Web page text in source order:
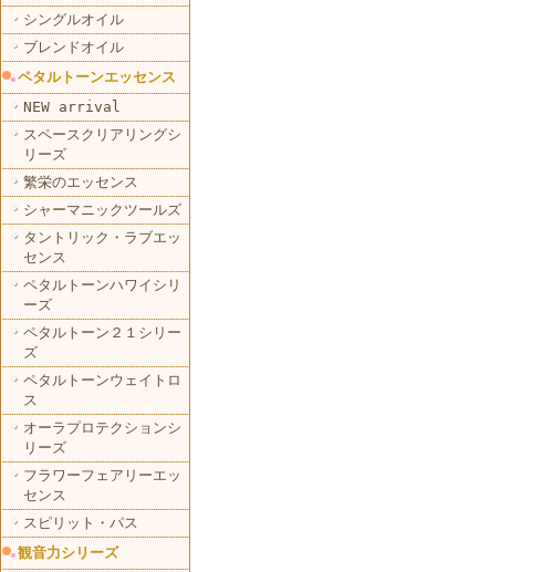
シングルオイル
ブレンドオイル
ペタルトーンエッセンス
NEW arrival
スペースクリアリングシ
リーズ
繁栄のエッセンス
シャーマニックツールズ
タントリック・ラブエッ
センス
ペタルトーンハワイシリ
ーズ
ペタルトーン２１シリー
ズ
ペタルトーンウェイトロ
ス
オーラプロテクションシ
リーズ
フラワーフェアリーエッ
センス
スピリット・パス
観音力シリーズ